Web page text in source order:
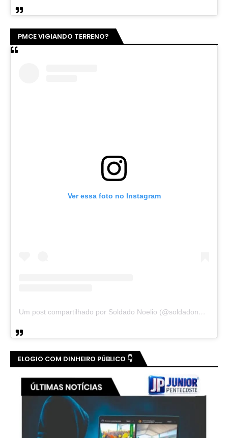
PMCE VIGIANDO TERRENO?
Ver essa foto no Instagram
Um post compartilhado por Soldado Noelio (@soldadonoelio)
ELOGIO COM DINHEIRO PÚBLICO 👇